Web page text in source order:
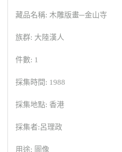
藏品名稱: 木雕版畫─金山寺
族群: 大陸漢人
件數: 1
採集時間: 1988
採集地點: 香港
採集者:呂理政
用途: 圖像